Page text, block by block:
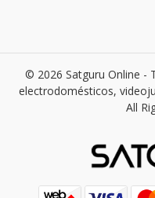
© 2026 Satguru Online -
electrodomésticos,
All